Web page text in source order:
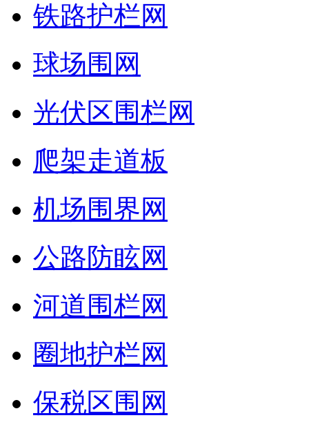
铁路护栏网
球场围网
光伏区围栏网
爬架走道板
机场围界网
公路防眩网
河道围栏网
圈地护栏网
保税区围网